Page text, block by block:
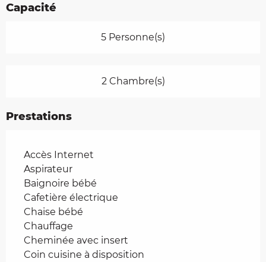
Capacité
5 Personne(s)
2 Chambre(s)
Prestations
Accès Internet
Aspirateur
Baignoire bébé
Cafetière électrique
Chaise bébé
Chauffage
Cheminée avec insert
Coin cuisine à disposition